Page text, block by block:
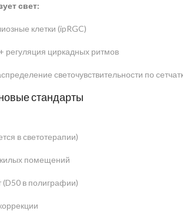
свет:
клетки (ipRGC)
регуляция циркадных ритмов
светочувствительности по
стандарты
в светотерапии)
помещений
(D50 в полиграфии)